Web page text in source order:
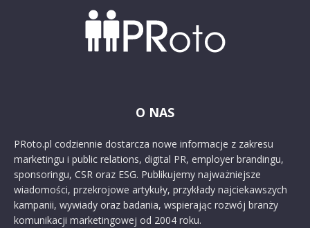
O NAS
PRoto.pl codziennie dostarcza nowe informacje z zakresu
marketingu i public relations, digital PR, employer brandingu,
sponsoringu, CSR oraz ESG. Publikujemy najważniejsze
wiadomości, przekrojowe artykuły, przykłady najciekawszych
kampanii, wywiady oraz badania, wspierając rozwój branży
komunikacji marketingowej od 2004 roku.